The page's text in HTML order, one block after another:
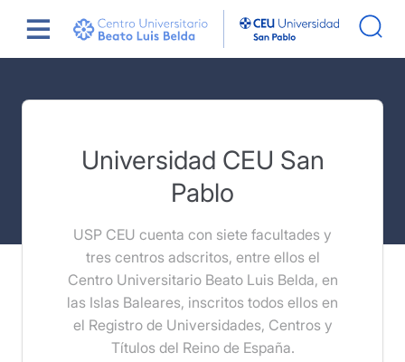
contenido
Universidad CEU San Pablo
Universidad CEU San
Pablo
USP CEU cuenta con siete facultades y
tres centros adscritos, entre ellos el
Centro Universitario Beato Luis Belda, en
las Islas Baleares, inscritos todos ellos en
el Registro de Universidades, Centros y
Títulos del Reino de España.